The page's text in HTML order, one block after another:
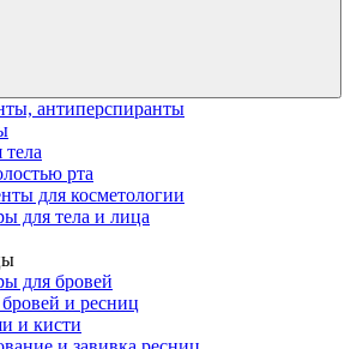
антиперспиранты
рта
для косметологии
для тела и лица
для бровей
и ресниц
и кисти